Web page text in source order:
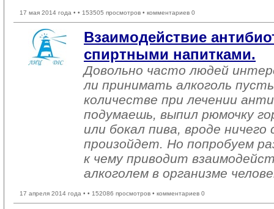
17 мая 2014 года • • 153505 просмотров • комментариев 0
Взаимодействие
спиртными напитками.
Довольно часто людей
ли принимать алкоголь
количестве при лечении
подумаешь, выпил рюмочку
или бокал пива, вроде
произойдет. Но попробуем
к чему приводит
алкоголем в организме
17 апреля 2014 года • • 152086 просмотров • комментариев 0